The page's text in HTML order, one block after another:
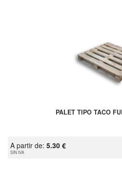
PALET TIPO TACO
A partir de: 5.30 €
SIN IVA